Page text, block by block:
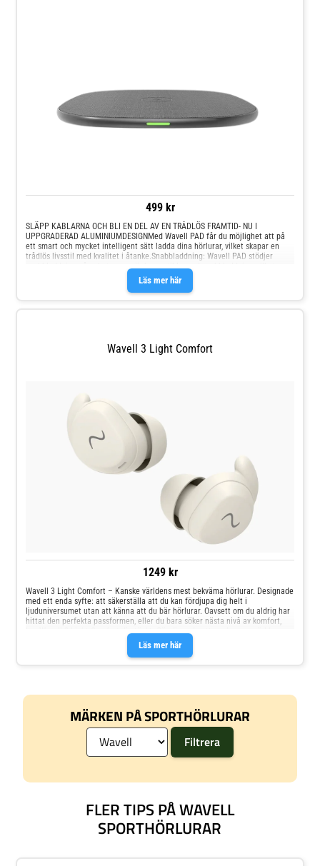
499 kr
Läs mer här
SLÄPP KABLARNA OCH BLI EN DEL AV EN TRÅDLÖS FRAMTID- NU I
UPPGRADERAD ALUMINIUMDESIGNMed Wavell PAD får du möjlighet att på
ett smart och mycket intelligent sätt ladda dina hörlurar, vilket skapar en
trådlös livsstil med kvalitet i åtanke.Snabbladdning: Wavell PAD stödjer
innebär att den laddar med 7,5W på Apple-enheter och upp till 15W på
Android.Design: Wavell PAD är designad med en attraktiv tygfinish på
framsidan, vilket ger ett snyggt och stilrent utseende i ditt hem samt
Wavell 3 Light Comfort
1249 kr
Läs mer här
Wavell 3 Light Comfort – Kanske världens mest bekväma hörlurar. Designade
med ett enda syfte: att säkerställa att du kan fördjupa dig helt i
ljuduniversumet utan att känna att du bär hörlurar. Oavsett om du aldrig har
hittat den perfekta passformen, eller du bara söker nästa nivå av komfort,
ljud där komfort möter klarhet, och där varje ton är med på resan.
MÄRKEN PÅ SPORTHÖRLURAR
FLER TIPS PÅ WAVELL
SPORTHÖRLURAR